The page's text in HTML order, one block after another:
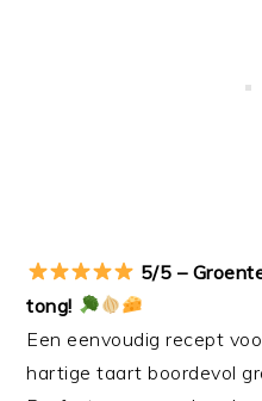
5/5 –
tong!
Een eenvoudig recept
hartige taart boordevol